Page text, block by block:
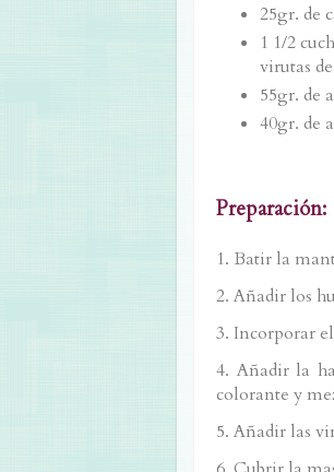
25gr. de
1 1/2
virutas
55gr. de
40gr. de
Preparación:
1. Batir la
2. Añadir los
3. Incorporar
4. Añadir la
colorante y
5. Añadir las